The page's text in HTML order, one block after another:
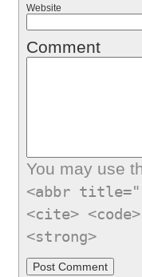
Website
Comment
You may use
<abbr
<cite>
<strong>